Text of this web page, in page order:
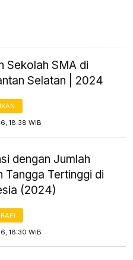
Sekolah SMA di
Selatan | 2024
18:38 WIB
dengan Jumlah
Tangga Tertinggi di
(2024)
18:30 WIB